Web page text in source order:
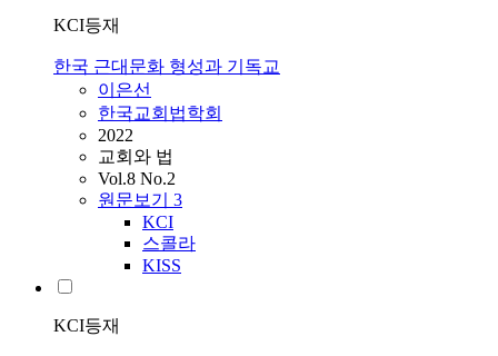
KCI등재
한국 근대문화 형성과 기독교
이은선
한국교회법학회
2022
교회와 법
Vol.8 No.2
원문보기 3
KCI
스콜라
KISS
KCI등재